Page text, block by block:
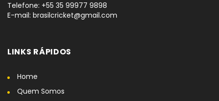
Telefone: +55 35 99977 9898
E-mail: brasilcricket@gmail.com
LINKS RÁPIDOS
Home
Quem Somos